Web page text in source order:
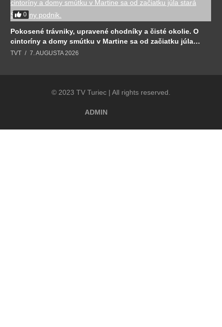
0
Pokosené trávniky, upravené chodníky a čisté okolie. O
cintoríny a domy smútku v Martine sa od začiatku júla
stará Sociálny podnik.
TVT 7. AUGUSTA 2026
© 2023 TV Turiec | All rights reserved.
ADMIN